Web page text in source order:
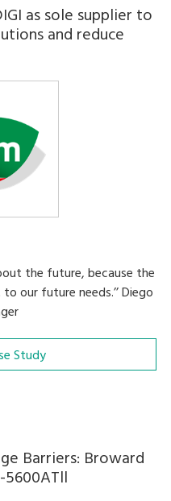
as sole supplier to
and reduce
the future, because the
our future needs.’’ Diego
Study
Barriers: Broward